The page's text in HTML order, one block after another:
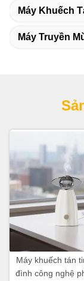
Máy Khuếch
Máy Truyền
Máy khuếch tán
đình công nghệ